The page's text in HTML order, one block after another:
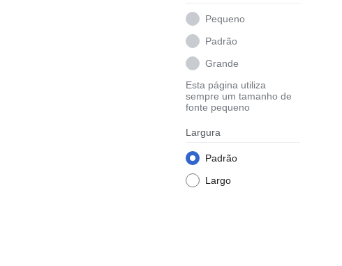
Pequeno
Padrão
Grande
Esta página utiliza
sempre um tamanho de
fonte pequeno
Largura
Padrão
Largo